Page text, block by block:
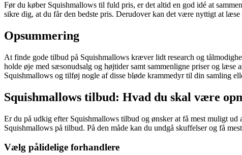
Før du køber Squishmallows til fuld pris, er det altid en god idé at
sikre dig, at du får den bedste pris. Derudover kan det være nyttigt at
Opsummering
At finde gode tilbud på Squishmallows kræver lidt research og
holde øje med sæsonudsalg og højtider samt sammenligne priser og
Squishmallows og tilføj nogle af disse bløde krammedyr til din samling
Squishmallows tilbud: Hvad du skal være
Er du på udkig efter Squishmallows tilbud og ønsker at få mest muligt
Squishmallows på tilbud. På den måde kan du undgå skuffelser og få
Vælg pålidelige forhandlere